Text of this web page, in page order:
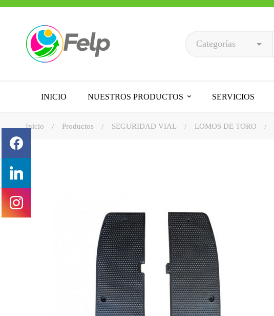
INICIO NUESTROS PRODUCTOS SERVICIOS
Inicio Productos SEGURIDAD VIAL LOMOS DE TORO